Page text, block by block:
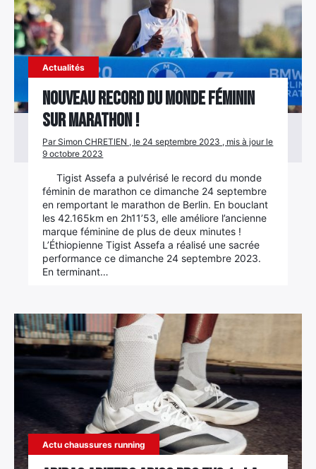
Actualités
Nouveau record du monde féminin
sur marathon !
Par Simon CHRETIEN , le 24 septembre 2023 , mis à jour le
9 octobre 2023
Tigist Assefa a pulvérisé le record du monde
féminin de marathon ce dimanche 24 septembre
en remportant le marathon de Berlin. En bouclant
les 42.165km en 2h11’53, elle améliore l’ancienne
marque féminine de plus de deux minutes !
L’Éthiopienne Tigist Assefa a réalisé une sacrée
performance ce dimanche 24 septembre 2023.
En terminant…
Actu chaussures running